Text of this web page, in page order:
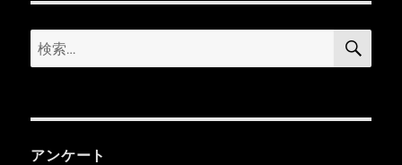
検
索:
検
アンケート